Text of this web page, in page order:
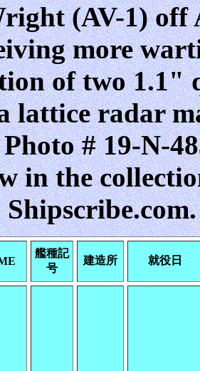
(AV-1) off
more
of two 1.1"
lattice radar
# 19-N-
in the
艦種記
号
建造所 就役日